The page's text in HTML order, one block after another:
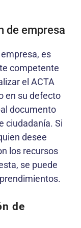
de empresa
es
competente
el ACTA
en su defecto
documento
ciudadanía. Si
desee
los recursos
se puede
de